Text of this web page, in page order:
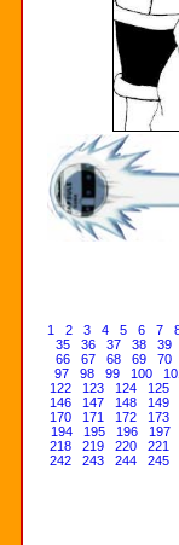
1 2 3 4 5 6 7
35
36 37 38 39
66
67 68 69 70
97
98 99 100
122
123 124 125
146
147 148 149
170
171 172 173
194
195 196 197
218
219 220 221
242
243 244 245